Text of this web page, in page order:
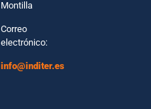
Montilla
Correo
electrónico:
info@inditer.es